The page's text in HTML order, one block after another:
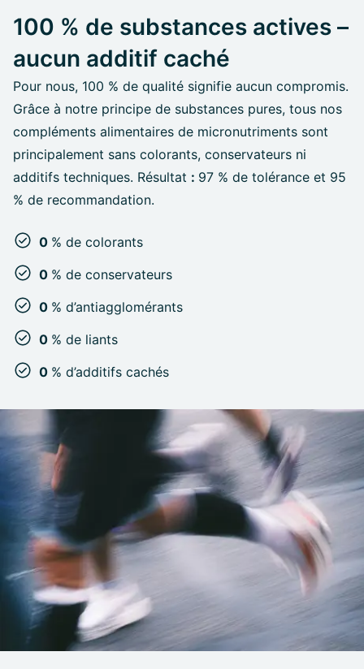
100 % de substances actives –
aucun additif caché
Pour nous, 100 % de qualité signifie aucun compromis.
Grâce à notre principe de substances pures, tous nos
compléments alimentaires de micronutriments sont
principalement sans colorants, conservateurs ni
additifs techniques. Résultat : 97 % de tolérance et 95
% de recommandation.
0 % de colorants
0 % de conservateurs
0 % d’antiagglomérants
0 % de liants
0 % d’additifs cachés